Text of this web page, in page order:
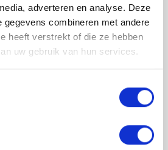
adverteren en analyse. Deze
gegevens combineren met andere
heeft verstrekt of die ze hebben
uw gebruik van hun services.
verwerkt door de
team richtlijnen NCJ. Als zij